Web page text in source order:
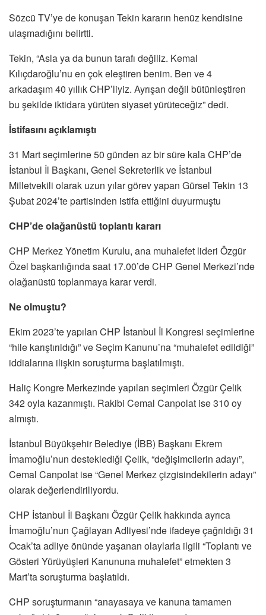
Sözcü TV’ye de konuşan Tekin kararın henüz kendisine
ulaşmadığını belirtti.
Tekin, “Asla ya da bunun tarafı değiliz. Kemal
Kılıçdaroğlu’nu en çok eleştiren benim. Ben ve 4
arkadaşım 40 yıllık CHP’liyiz. Ayrışan değil bütünleştiren
bu şekilde iktidara yürüten siyaset yürüteceğiz” dedi.
İstifasını açıklamıştı
31 Mart seçimlerine 50 günden az bir süre kala CHP’de
İstanbul İl Başkanı, Genel Sekreterlik ve İstanbul
Milletvekili olarak uzun yılar görev yapan Gürsel Tekin 13
Şubat 2024’te partisinden istifa ettiğini duyurmuştu
CHP’de olağanüstü toplantı kararı
CHP Merkez Yönetim Kurulu, ana muhalefet lideri Özgür
Özel başkanlığında saat 17.00’de CHP Genel Merkezi’nde
olağanüstü toplanmaya karar verdi.
Ne olmuştu?
Ekim 2023’te yapılan CHP İstanbul İl Kongresi seçimlerine
“hile karıştırıldığı” ve Seçim Kanunu’na “muhalefet edildiği”
iddialarına ilişkin soruşturma başlatılmıştı.
Haliç Kongre Merkezinde yapılan seçimleri Özgür Çelik
342 oyla kazanmıştı. Rakibi Cemal Canpolat ise 310 oy
almıştı.
İstanbul Büyükşehir Belediye (İBB) Başkanı Ekrem
İmamoğlu’nun desteklediği Çelik, “değişimcilerin adayı”,
Cemal Canpolat ise “Genel Merkez çizgisindekilerin adayı”
olarak değerlendiriliyordu.
CHP İstanbul İl Başkanı Özgür Çelik hakkında ayrıca
İmamoğlu’nun Çağlayan Adliyesi’nde ifadeye çağrıldığı 31
Ocak’ta adliye önünde yaşanan olaylarla ilgili “Toplantı ve
Gösteri Yürüyüşleri Kanununa muhalefet” etmekten 3
Mart’ta soruşturma başlatıldı.
CHP soruşturmanın “anayasaya ve kanuna tamamen